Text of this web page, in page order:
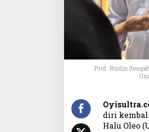
Prof. Ruslin
diri
Halu Oleo